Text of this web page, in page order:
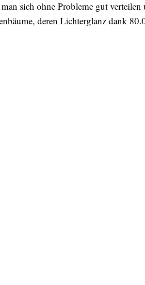
sich ohne Probleme gut
deren Lichterglanz dank